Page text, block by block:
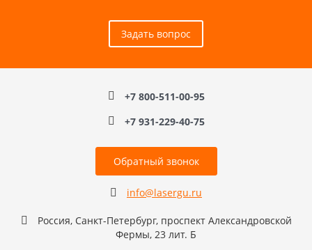
Задать вопрос
+7 800-511-00-95
+7 931-229-40-75
Обратный звонок
info@lasergu.ru
Россия, Санкт-Петербург, проспект Александровской
Фермы, 23 лит. Б